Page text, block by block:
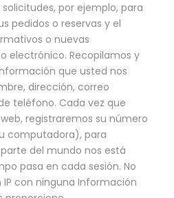
por ejemplo, para
pedidos o reservas y el
o nuevas
electrónico. Recopilamos y
que usted nos
dirección, correo
teléfono. Cada vez que
registraremos su número
computadora), para
del mundo nos está
pasa en cada sesión. No
con ninguna Información